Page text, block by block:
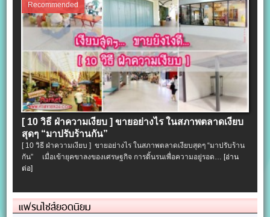
Recommended
[ 10 วิธี ฝ่าความเงียบ ] ขายอย่างไร ในสภาพตลาดเงียบ
สุดๆ “มาปรับร้านกัน”
[ 10 วิธี ฝ่าความเงียบ ] ขายอย่างไร ในสภาพตลาดเงียบสุดๆ “มาปรับร้าน
กัน” เมื่อเข้ายุคขาลงของเศรษฐกิจ การดิ้นรนเพื่อความอยู่รอด…[อ่าน
ต่อ]
แฟรนไชส์ยอดนิยม